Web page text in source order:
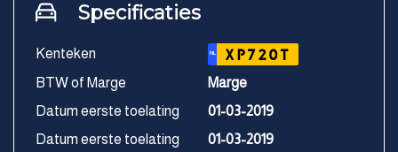
Specificaties
Kenteken NL XP720T
BTW of Marge
Marge
Datum eerste toelating
01-03-2019
Datum eerste toelating
01-03-2019